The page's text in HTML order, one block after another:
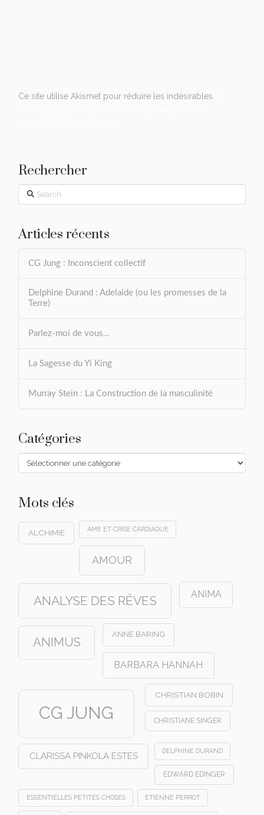
Ce site utilise Akismet pour réduire les indésirables.
Rechercher
Search
Articles récents
CG Jung : Inconscient collectif
Delphine Durand : Adelaide (ou les promesses de la
Terre)
Parlez-moi de vous…
La Sagesse du Yi King
Murray Stein : La Construction de la masculinité
Catégories
Catégories
Mots clés
ALCHIMIE AME ET CRISE CARDIAQUE
AMOUR
ANALYSE DES RÊVES ANIMA
ANIMUS
ANNE BARING
BARBARA HANNAH
CG JUNG
CHRISTIAN BOBIN
CHRISTIANE SINGER
CLARISSA PINKOLA ESTES DELPHINE DURAND
EDWARD EDINGER
ESSENTIELLES PETITES CHOSES ETIENNE PERROT